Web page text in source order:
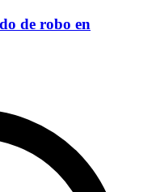
de robo en